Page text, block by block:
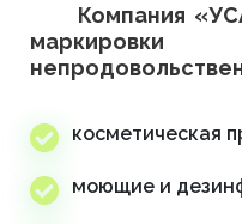
Компания
косметическая
моющие и